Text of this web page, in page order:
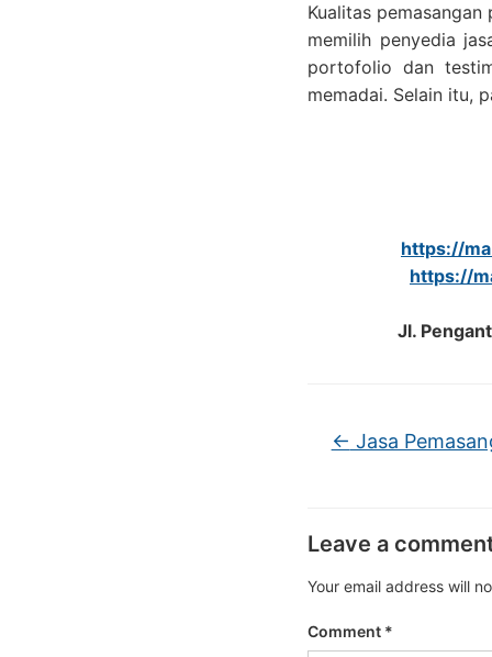
Kualitas
memilih penyedia
portofolio dan
memadai. Selain itu,
https://
https://
Jl.
← Jasa
Leave a
Your email address will
Comment *